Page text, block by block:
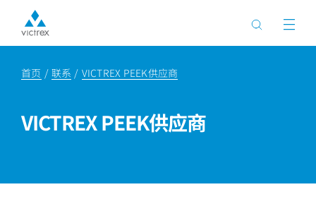
首页 联系 VICTREX PEEK供应商
VICTREX PEEK供应商